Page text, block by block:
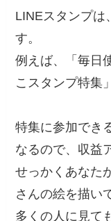
LINEスタンプは
す。
例えば、「毎日
こスタンプ特
特集に参加でき
なるので、収益
せっかくあなた
さんの絵を描い
多くの人に見て